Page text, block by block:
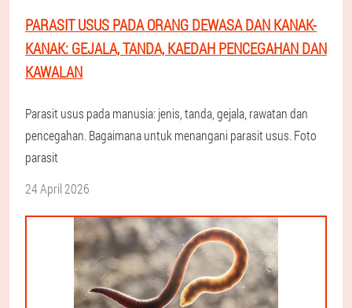
PARASIT USUS PADA ORANG DEWASA DAN KANAK-
KANAK: GEJALA, TANDA, KAEDAH PENCEGAHAN DAN
KAWALAN
Parasit usus pada manusia: jenis, tanda, gejala, rawatan dan
pencegahan. Bagaimana untuk menangani parasit usus. Foto
parasit
24 April 2026